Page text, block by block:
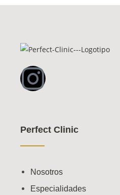
Perfect Clinic
Nosotros
Especialidades